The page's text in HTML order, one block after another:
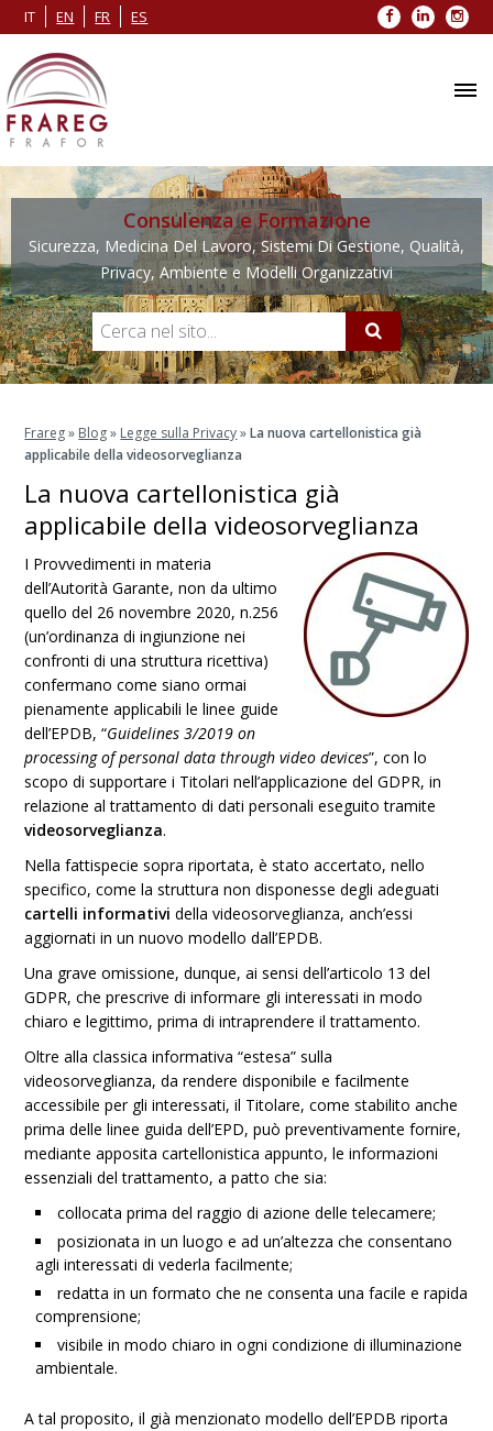
IT EN FR ES Facebook
LinkedIn
Consulenza e Formazione
Sicurezza, Medicina Del Lavoro, Sistemi Di Gestione, Qualità,
Privacy, Ambiente e Modelli Organizzativi
Frareg» Blog» Legge sulla Privacy»La nuova cartellonistica già
applicabile della videosorveglianza
La nuova cartellonistica già
applicabile della videosorveglianza
I Provvedimenti in materia
dell’Autorità Garante, non da ultimo
quello del 26 novembre 2020, n.256
(un’ordinanza di ingiunzione nei
confronti di una struttura ricettiva)
confermano come siano ormai
pienamente applicabili le linee guide
dell’EPDB, “Guidelines 3/2019 on
processing of personal data through video devices”, con lo
scopo di supportare i Titolari nell’applicazione del GDPR, in
relazione al trattamento di dati personali eseguito tramite
videosorveglianza.
Nella fattispecie sopra riportata, è stato accertato, nello
specifico, come la struttura non disponesse degli adeguati
cartelli informativi della videosorveglianza, anch’essi
aggiornati in un nuovo modello dall’EPDB.
Una grave omissione, dunque, ai sensi dell’articolo 13 del
GDPR, che prescrive di informare gli interessati in modo
chiaro e legittimo, prima di intraprendere il trattamento.
Oltre alla classica informativa “estesa” sulla
videosorveglianza, da rendere disponibile e facilmente
accessibile per gli interessati, il Titolare, come stabilito anche
prima delle linee guida dell’EPD, può preventivamente fornire,
mediante apposita cartellonistica appunto, le informazioni
essenziali del trattamento, a patto che sia:
collocata prima del raggio di azione delle telecamere;
posizionata in un luogo e ad un’altezza che consentano
agli interessati di vederla facilmente;
redatta in un formato che ne consenta una facile e rapida
comprensione;
visibile in modo chiaro in ogni condizione di illuminazione
ambientale.
A tal proposito, il già menzionato modello dell’EPDB riporta